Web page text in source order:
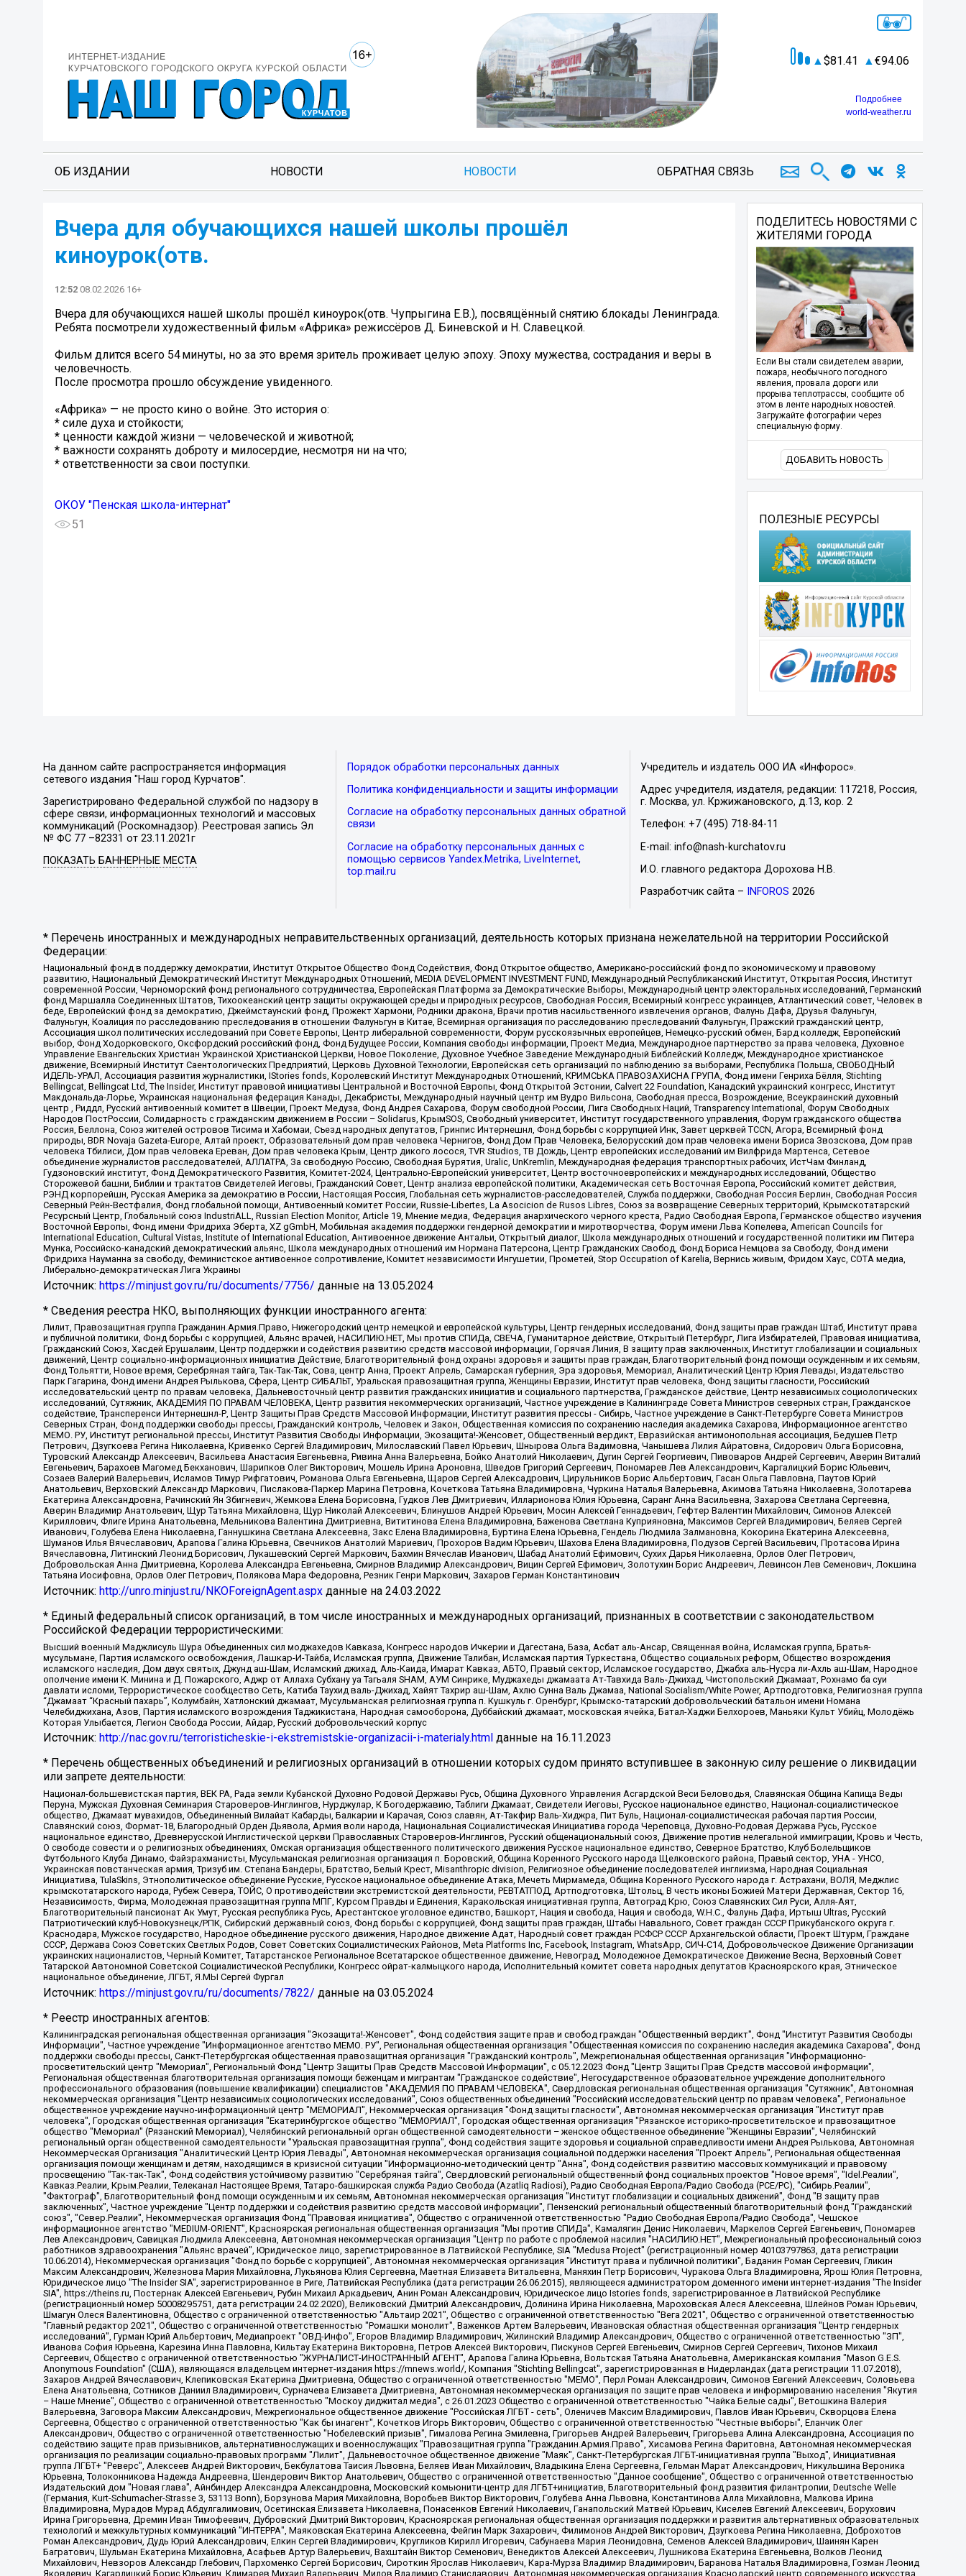
81.41 94.06
Подробнее
world-weather.ru
ОБ ИЗДАНИИ НОВОСТИ НОВОСТИ ОБРАТНАЯ СВЯЗЬ
Вчера для обучающихся нашей школы прошёл
киноурок(отв.
12:52 08.02.2026 16+
Вчера для обучающихся нашей школы прошёл киноурок(отв. Чупрыгина Е.В.), посвящённый снятию блокады Ленинграда.
Ребята посмотрели художественный фильм «Африка» режиссёров Д. Биневской и Н. Славецкой.
Фильм длится всего 54 минуты, но за это время зритель проживает целую эпоху. Эпоху мужества, сострадания и веры в
человечность.
После просмотра прошло обсуждение увиденного.
«Африка» — не просто кино о войне. Это история о:
* силе духа и стойкости;
* ценности каждой жизни — человеческой и животной;
* важности сохранять доброту и милосердие, несмотря ни на что;
* ответственности за свои поступки.
ОКОУ "Пенская школа-интернат"
51
ПОДЕЛИТЕСЬ НОВОСТЯМИ С
ЖИТЕЛЯМИ ГОРОДА
Если Вы стали свидетелем аварии,
пожара, необычного погодного
явления, провала дороги или
прорыва теплотрассы, сообщите об
этом в ленте народных новостей.
Загружайте фотографии через
специальную форму.
ДОБАВИТЬ НОВОСТЬ
ПОЛЕЗНЫЕ РЕСУРСЫ
На данном сайте распространяется информация
сетевого издания "Наш город Курчатов".
Зарегистрировано Федеральной службой по надзору в
сфере связи, информационных технологий и массовых
коммуникаций (Роскомнадзор). Реестровая запись Эл
№ ФС 77 –82331 от 23.11.2021г
ПОКАЗАТЬ БАННЕРНЫЕ МЕСТА
Порядок обработки персональных данных
Политика конфиденциальности и защиты информации
Согласие на обработку персональных данных обратной
связи
Согласие на обработку персональных данных с
помощью сервисов Yandex.Metrika, LiveInternet,
top.mail.ru
Учредитель и издатель ООО ИА «Инфорос».
Адрес учредителя, издателя, редакции: 117218, Россия,
г. Москва, ул. Кржижановского, д.13, кор. 2
Телефон: +7 (495) 718-84-11
E-mail: info@nash-kurchatov.ru
И.О. главного редактора Дорохова Н.В.
Разработчик сайта – INFOROS 2026
* Перечень иностранных и международных неправительственных организаций, деятельность которых признана нежелательной на территории Российской
Федерации:
Национальный фонд в поддержку демократии, Институт Открытое Общество Фонд Содействия, Фонд Открытое общество, Американо-российский фонд по экономическому и правовому
развитию, Национальный Демократический Институт Международных Отношений, MEDIA DEVELOPMENT INVESTMENT FUND, Международный Республиканский Институт, Открытая Россия, Институт
современной России, Черноморский фонд регионального сотрудничества, Европейская Платформа за Демократические Выборы, Международный центр электоральных исследований, Германский
фонд Маршалла Соединенных Штатов, Тихоокеанский центр защиты окружающей среды и природных ресурсов, Свободная Россия, Всемирный конгресс украинцев, Атлантический совет, Человек в
беде, Европейский фонд за демократию, Джеймстаунский фонд, Прожект Хармони, Родники дракона, Врачи против насильственного извлечения органов, Фалунь Дафа, Друзья Фалуньгун,
Фалуньгун, Коалиция по расследованию преследования в отношении Фалуньгун в Китае, Всемирная организация по расследованию преследований Фалуньгун, Пражский гражданский центр,
Ассоциация школ политических исследований при Совете Европы, Центр либеральной современности, Форум русскоязычных европейцев, Немецко-русский обмен, Бард колледж, Европейский
выбор, Фонд Ходорковского, Оксфордский российский фонд, Фонд Будущее России, Компания свободы информации, Проект Медиа, Международное партнерство за права человека, Духовное
Управление Евангельских Христиан Украинской Христианской Церкви, Новое Поколение, Духовное Учебное Заведение Международный Библейский Колледж, Международное христианское
движение, Всемирный Институт Саентологических Предприятий, Церковь Духовной Технологии, Европейская сеть организаций по наблюдению за выборами, Республика Польша, СВОБОДНЫЙ
ИДЕЛЬ-УРАЛ, Ассоциация развития журналистики, IStories fonds, Королевский Институт Международных Отношений, КРИМСЬКА ПРАВОЗАХИСНА ГРУПА, Фонд имени Генриха Бёлля, Stichting
Bellingcat, Bellingcat Ltd, The Insider, Институт правовой инициативы Центральной и Восточной Европы, Фонд Открытой Эстонии, Calvert 22 Foundation, Канадский украинский конгресс, Институт
Макдональда-Лорье, Украинская национальная федерация Канады, Декабристы, Международный научный центр им Вудро Вильсона, Свободная пресса, Возрождение, Всеукраинский духовный
центр , Риддл, Русский антивоенный комитет в Швеции, Проект Медуза, Фонд Андрея Сахарова, Форум свободной России, Лига Свободных Наций, Transparеncy International, Форум Свободных
Народов ПостРоссии, Солидарность с гражданским движением в России – Solidarus, КрымSOS, Свободный университет, Институт государственного управления, Форум гражданского общества
Россия, Беллона, Союз жителей островов Тисима и Хабомаи, Съезд народных депутатов, Гринпис Интернешнл, Фонд борьбы с коррупцией Инк, Завет церквей TCCN, Агора, Всемирный фонд
природы, BDR Novaja Gazeta-Europe, Алтай проект, Образовательный дом прав человека Чернигов, Фонд Дом Прав Человека, Белорусский дом прав человека имени Бориса Звозскова, Дом прав
человека Тбилиси, Дом прав человека Ереван, Дом прав человека Крым, Центр дикого лосося, TVR Studios, ТВ Дождь, Центр европейских исследований им Вилфрида Мартенса, Сетевое
объединение журналистов расследователей, АЛЛАТРА, За свободную Россию, Свободная Бурятия, Uralic, UnKremlin, Международная федерация транспортных рабочих, ИстЧам Финланд,
Гудзоновский институт, Фонд Демократического Развития, Комитет-2024, Центрально-Европейский университет, Центр восточноевропейских и международных исследований, Общество
Сторожевой башни, Библии и трактатов Свидетелей Иеговы, Гражданский Совет, Центр анализа европейской политики, Академическая сеть Восточная Европа, Российский комитет действия,
РЭНД корпорейшн, Русская Америка за демократию в России, Настоящая Россия, Глобальная сеть журналистов-расследователей, Служба поддержки, Свободная Россия Берлин, Свободная Россия
Северный Рейн-Вестфалия, Фонд глобальной помощи, Антивоенный комитет России, Russie-Libertes, La Asocicion de Rusos Libres, Союз за возвращение Северных территорий, Крымскотатарский
Ресурсный Центр, Глобальный союз IndustriALL, Russian Election Monitor, Article 19, Мнение медиа, Федерация анархического черного креста, Радио Свободная Европа, Германское общество изучения
Восточной Европы, Фонд имени Фридриха Эберта, XZ gGmbH, Мобильная академия поддержки гендерной демократии и миротворчества, Форум имени Льва Копелева, American Councils for
International Education, Cultural Vistas, Institute of International Education, Антивоенное движение Антальи, Открытый диалог, Школа международных отношений и государственной политики им Питера
Мунка, Российско-канадский демократический альянс, Школа международных отношений им Нормана Патерсона, Центр Гражданских Свобод, Фонд Бориса Немцова за Свободу, Фонд имени
Фридриха Науманна за свободу, Феминистское антивоенное сопротивление, Комитет независимости Ингушетии, Прометей, Stop Occupation of Karelia, Вернись живым, Фридом Хаус, СОТА медиа,
Либерально-демократическая Лига Украины
Источник: https://minjust.gov.ru/ru/documents/7756/ данные на 13.05.2024
* Сведения реестра НКО, выполняющих функции иностранного агента:
Лилит, Правозащитная группа Гражданин.Армия.Право, Нижегородский центр немецкой и европейской культуры, Центр гендерных исследований, Фонд защиты прав граждан Штаб, Институт права
и публичной политики, Фонд борьбы с коррупцией, Альянс врачей, НАСИЛИЮ.НЕТ, Мы против СПИДа, СВЕЧА, Гуманитарное действие, Открытый Петербург, Лига Избирателей, Правовая инициатива,
Гражданский Союз, Хасдей Ерушалаим, Центр поддержки и содействия развитию средств массовой информации, Горячая Линия, В защиту прав заключенных, Институт глобализации и социальных
движений, Центр социально-информационных инициатив Действие, Благотворительный фонд охраны здоровья и защиты прав граждан, Благотворительный фонд помощи осужденным и их семьям,
Фонд Тольятти, Новое время, Серебряная тайга, Так-Так-Так, Сова, центр Анна, Проект Апрель, Самарская губерния, Эра здоровья, Мемориал, Аналитический Центр Юрия Левады, Издательство
Парк Гагарина, Фонд имени Андрея Рылькова, Сфера, Центр СИБАЛЬТ, Уральская правозащитная группа, Женщины Евразии, Институт прав человека, Фонд защиты гласности, Российский
исследовательский центр по правам человека, Дальневосточный центр развития гражданских инициатив и социального партнерства, Гражданское действие, Центр независимых социологических
исследований, Сутяжник, АКАДЕМИЯ ПО ПРАВАМ ЧЕЛОВЕКА, Центр развития некоммерческих организаций, Частное учреждение в Калининграде Совета Министров северных стран, Гражданское
содействие, Трансперенси Интернешнл-Р, Центр Защиты Прав Средств Массовой Информации, Институт развития прессы - Сибирь, Частное учреждение в Санкт-Петербурге Совета Министров
Северных Стран, Фонд поддержки свободы прессы, Гражданский контроль, Человек и Закон, Общественная комиссия по сохранению наследия академика Сахарова, Информационное агентство
МЕМО. РУ, Институт региональной прессы, Институт Развития Свободы Информации, Экозащита!-Женсовет, Общественный вердикт, Евразийская антимонопольная ассоциация, Бедушев Петр
Петрович, Дзугкоева Регина Николаевна, Кривенко Сергей Владимирович, Милославский Павел Юрьевич, Шнырова Ольга Вадимовна, Чанышева Лилия Айратовна, Сидорович Ольга Борисовна,
Туровский Александр Алексеевич, Васильева Анастасия Евгеньевна, Ривина Анна Валерьевна, Бойко Анатолий Николаевич, Дугин Сергей Георгиевич, Пивоваров Андрей Сергеевич, Аверин Виталий
Евгеньевич, Барахоев Магомед Бекханович, Шарипков Олег Викторович, Мошель Ирина Ароновна, Шведов Григорий Сергеевич, Пономарев Лев Александрович, Каргалицкий Борис Юльевич,
Созаев Валерий Валерьевич, Исламов Тимур Рифгатович, Романова Ольга Евгеньевна, Щаров Сергей Алексадрович, Цирульников Борис Альбертович, Гасан Ольга Павловна, Паутов Юрий
Анатольевич, Верховский Александр Маркович, Пислакова-Паркер Марина Петровна, Кочеткова Татьяна Владимировна, Чуркина Наталья Валерьевна, Акимова Татьяна Николаевна, Золотарева
Екатерина Александровна, Рачинский Ян Збигневич, Жемкова Елена Борисовна, Гудков Лев Дмитриевич, Илларионова Юлия Юрьевна, Саранг Анна Васильевна, Захарова Светлана Сергеевна,
Аверин Владимир Анатольевич, Щур Татьяна Михайловна, Щур Николай Алексеевич, Блинушов Андрей Юрьевич, Мосин Алексей Геннадьевич, Гефтер Валентин Михайлович, Симонов Алексей
Кириллович, Флиге Ирина Анатольевна, Мельникова Валентина Дмитриевна, Вититинова Елена Владимировна, Баженова Светлана Куприяновна, Максимов Сергей Владимирович, Беляев Сергей
Иванович, Голубева Елена Николаевна, Ганнушкина Светлана Алексеевна, Закс Елена Владимировна, Буртина Елена Юрьевна, Гендель Людмила Залмановна, Кокорина Екатерина Алексеевна,
Шуманов Илья Вячеславович, Арапова Галина Юрьевна, Свечников Анатолий Мариевич, Прохоров Вадим Юрьевич, Шахова Елена Владимировна, Подузов Сергей Васильевич, Протасова Ирина
Вячеславовна, Литинский Леонид Борисович, Лукашевский Сергей Маркович, Бахмин Вячеслав Иванович, Шабад Анатолий Ефимович, Сухих Дарья Николаевна, Орлов Олег Петрович,
Добровольская Анна Дмитриевна, Королева Александра Евгеньевна, Смирнов Владимир Александрович, Вицин Сергей Ефимович, Золотухин Борис Андреевич, Левинсон Лев Семенович, Локшина
Татьяна Иосифовна, Орлов Олег Петрович, Полякова Мара Федоровна, Резник Генри Маркович, Захаров Герман Константинович
Источник: http://unro.minjust.ru/NKOForeignAgent.aspx данные на 24.03.2022
* Единый федеральный список организаций, в том числе иностранных и международных организаций, признанных в соответствии с законодательством
Российской Федерации террористическими:
Высший военный Маджлисуль Шура Объединенных сил моджахедов Кавказа, Конгресс народов Ичкерии и Дагестана, База, Асбат аль-Ансар, Священная война, Исламская группа, Братья-
мусульмане, Партия исламского освобождения, Лашкар-И-Тайба, Исламская группа, Движение Талибан, Исламская партия Туркестана, Общество социальных реформ, Общество возрождения
исламского наследия, Дом двух святых, Джунд аш-Шам, Исламский джихад, Аль-Каида, Имарат Кавказ, АБТО, Правый сектор, Исламское государство, Джабха аль-Нусра ли-Ахль аш-Шам, Народное
ополчение имени К. Минина и Д. Пожарского, Аджр от Аллаха Субхану уа Тагьаля SHAM, АУМ Синрике, Муджахеды джамаата Ат-Тавхида Валь-Джихад, Чистопольский Джамаат, Рохнамо ба суи
давлати исломи, Террористическое сообщество Сеть, Катиба Таухид валь-Джихад, Хайят Тахрир аш-Шам, Ахлю Сунна Валь Джамаа, National Socialism/White Power, Артподготовка, Религиозная группа
“Джамаат “Красный пахарь”, Колумбайн, Хатлонский джамаат, Мусульманская религиозная группа п. Кушкуль г. Оренбург, Крымско-татарский добровольческий батальон имени Номана
Челебиджихана, Азов, Партия исламского возрождения Таджикистана, Народная самооборона, Дуббайский джамаат, московская ячейка, Батал-Хаджи Белхороев, Маньяки Культ Убийц, Молодёжь
Которая Улыбается, Легион Свобода России, Айдар, Русский добровольческий корпус
Источник: http://nac.gov.ru/terroristicheskie-i-ekstremistskie-organizacii-i-materialy.html данные на 16.11.2023
* Перечень общественных объединений и религиозных организаций в отношении которых судом принято вступившее в законную силу решение о ликвидации
или запрете деятельности:
Национал-большевистская партия, ВЕК РА, Рада земли Кубанской Духовно Родовой Державы Русь, Община Духовного Управления Асгардской Веси Беловодья, Славянская Община Капища Веды
Перуна, Мужская Духовная Семинария Староверов-Инглингов, Нурджулар, К Богодержавию, Таблиги Джамаат, Свидетели Иеговы, Русское национальное единство, Национал-социалистическое
общество, Джамаат мувахидов, Объединенный Вилайат Кабарды, Балкарии и Карачая, Союз славян, Ат-Такфир Валь-Хиджра, Пит Буль, Национал-социалистическая рабочая партия России,
Славянский союз, Формат-18, Благородный Орден Дьявола, Армия воли народа, Национальная Социалистическая Инициатива города Череповца, Духовно-Родовая Держава Русь, Русское
национальное единство, Древнерусской Инглистической церкви Православных Староверов-Инглингов, Русский общенациональный союз, Движение против нелегальной иммиграции, Кровь и Честь,
О свободе совести и о религиозных объединениях, Омская организация общественного политического движения Русское национальное единство, Северное Братство, Клуб Болельщиков
Футбольного Клуба Динамо, Файзрахманисты, Мусульманская религиозная организация п. Боровский, Община Коренного Русского народа Щелковского района, Правый сектор, УНА - УНСО,
Украинская повстанческая армия, Тризуб им. Степана Бандеры, Братство, Белый Крест, Misanthropic division, Религиозное объединение последователей инглиизма, Народная Социальная
Инициатива, TulaSkins, Этнополитическое объединение Русские, Русское национальное объединение Атака, Мечеть Мирмамеда, Община Коренного Русского народа г. Астрахани, ВОЛЯ, Меджлис
крымскотатарского народа, Рубеж Севера, ТОЙС, О противодействии экстремистской деятельности, РЕВТАТПОД, Артподготовка, Штольц, В честь иконы Божией Матери Державная, Сектор 16,
Независимость, Фирма, Молодежная правозащитная группа МПГ, Курсом Правды и Единения, Каракольская инициативная группа, Автоград Крю, Союз Славянских Сил Руси, Алля-Аят,
Благотворительный пансионат Ак Умут, Русская республика Русь, Арестантское уголовное единство, Башкорт, Нация и свобода, Нация и свобода, W.H.С., Фалунь Дафа, Иртыш Ultras, Русский
Патриотический клуб-Новокузнецк/РПК, Сибирский державный союз, Фонд борьбы с коррупцией, Фонд защиты прав граждан, Штабы Навального, Совет граждан СССР Прикубанского округа г.
Краснодара, Мужское государство, Народное объединение русского движения, Народное движение Адат, Народный совет граждан РСФСР СССР Архангельской области, Проект Штурм, Граждане
СССР, Держава Союз Советских Светлых Родов, Совет Советских Социалистических Районов, Meta Platforms Inc, Facebook, Instagram, WhatsApp, СИЧ-С14, Добровольческое Движение Организации
украинских националистов, Черный Комитет, Татарстанское Региональное Всетатарское общественное движение, Невоград, Молодежное Демократическое Движение Весна, Верховный Совет
Татарской Автономной Советской Социалистической Республики, Конгресс ойрат-калмыцкого народа, Исполнительный комитет совета народных депутатов Красноярского края, Этническое
национальное объединение, ЛГБТ, Я.МЫ Сергей Фургал
Источник: https://minjust.gov.ru/ru/documents/7822/ данные на 03.05.2024
* Реестр иностранных агентов:
Калининградская региональная общественная организация "Экозащита!-Женсовет", Фонд содействия защите прав и свобод граждан "Общественный вердикт", Фонд "Институт Развития Свободы Информации", Частное учреждение "Информационное агентство МЕМО. РУ", Региональная общественная организация "Общественная комиссия по сохранению наследия академика Сахарова", Фонд поддержки свободы прессы, Санкт-Петербургская общественная правозащитная организация "Гражданский контроль", Межрегиональная общественная организация "Информационно-просветительский центр "Мемориал", Региональный Фонд "Центр Защиты Прав Средств Массовой Информации", с 05.12.2023 Фонд "Центр Защиты Прав Средств массовой информации", Региональная общественная благотворительная организация помощи беженцам и мигрантам "Гражданское содействие", Негосударственное образовательное учреждение дополнительного профессионального образования (повышение квалификации) специалистов "АКАДЕМИЯ ПО ПРАВАМ ЧЕЛОВЕКА", Свердловская региональная общественная организация "Сутяжник", Автономная некоммерческая организация "Центр независимых социологических исследований", Союз общественных объединений "Российский исследовательский центр по правам человека", Региональное общественное учреждение научно-информационный центр "МЕМОРИАЛ", Некоммерческая организация "Фонд защиты гласности", Автономная некоммерческая организация "Институт прав человека", Городская общественная организация "Екатеринбургское общество "МЕМОРИАЛ", Городская общественная организация "Рязанское историко-просветительское и правозащитное общество "Мемориал" (Рязанский Мемориал), Челябинский региональный орган общественной самодеятельности – женское общественное объединение "Женщины Евразии", Челябинский региональный орган общественной самодеятельности "Уральская правозащитная группа", Фонд содействия защите здоровья и социальной справедливости имени Андрея Рылькова, Автономная Некоммерческая Организация "Аналитический Центр Юрия Левады", Автономная некоммерческая организация социальной поддержки населения "Проект Апрель", Региональная общественная организация помощи женщинам и детям, находящимся в кризисной ситуации "Информационно-методический центр "Анна", Фонд содействия развитию массовых коммуникаций и правовому просвещению "Так-так-Так", Фонд содействия устойчивому развитию "Серебряная тайга", Свердловский региональный общественный фонд социальных проектов "Новое время", "Idel.Реалии", Кавказ.Реалии, Крым.Реалии, Телеканал Настоящее Время, Татаро-башкирская служба Радио Свобода (Azatliq Radiosi), Радио Свободная Европа/Радио Свобода (PCE/PC), "Сибирь.Реалии", "Фактограф", Благотворительный фонд помощи осужденным и их семьям, Автономная некоммерческая организация "Институт глобализации и социальных движений", Фонд "В защиту прав заключенных", Частное учреждение "Центр поддержки и содействия развитию средств массовой информации", Пензенский региональный общественный благотворительный фонд "Гражданский союз", "Север.Реалии", Некоммерческая организация Фонд "Правовая инициатива", Общество с ограниченной ответственностью "Радио Свободная Европа/Радио Свобода", Чешское информационное агентство "MEDIUM-ORIENT", Красноярская региональная общественная организация "Мы против СПИДа", Камалягин Денис Николаевич, Маркелов Сергей Евгеньевич, Пономарев Лев Александрович, Савицкая Людмила Алексеевна, Автономная некоммерческая организация "Центр по работе с проблемой насилия "НАСИЛИЮ.НЕТ", Межрегиональный профессиональный союз работников здравоохранения "Альянс врачей", Юридическое лицо, зарегистрированное в Латвийской Республике, SIA "Medusa Project" (регистрационный номер 40103797863, дата регистрации 10.06.2014), Некоммерческая организация "Фонд по борьбе с коррупцией", Автономная некоммерческая организация "Институт права и публичной политики", Баданин Роман Сергеевич, Гликин Максим Александрович, Железнова Мария Михайловна, Лукьянова Юлия Сергеевна, Маетная Елизавета Витальевна, Маняхин Петр Борисович, Чуракова Ольга Владимировна, Ярош Юлия Петровна, Юридическое лицо "The Insider SIA", зарегистрированное в Риге, Латвийская Республика (дата регистрации 26.06.2015), являющееся администратором доменного имени интернет-издания "The Insider SIA", https://theins.ru, Постернак Алексей Евгеньевич, Рубин Михаил Аркадьевич, Анин Роман Александрович, Юридическое лицо Istories fonds, зарегистрированное в Латвийской Республике (регистрационный номер 50008295751, дата регистрации 24.02.2020), Великовский Дмитрий Александрович, Долинина Ирина Николаевна, Мароховская Алеся Алексеевна, Шлейнов Роман Юрьевич, Шмагун Олеся Валентиновна, Общество с ограниченной ответственностью "Альтаир 2021", Общество с ограниченной ответственностью "Вега 2021", Общество с ограниченной ответственностью "Главный редактор 2021", Общество с ограниченной ответственностью "Ромашки монолит", Важенков Артем Валерьевич, Ивановская областная общественная организация "Центр гендерных исследований", Гурман Юрий Альбертович, Медиапроект "ОВД-Инфо", Егоров Владимир Владимирович, Жилинский Владимир Александрович, Общество с ограниченной ответственностью "ЗП", Иванова София Юрьевна, Карезина Инна Павловна, Кильтау Екатерина Викторовна, Петров Алексей Викторович, Пискунов Сергей Евгеньевич, Смирнов Сергей Сергеевич, Тихонов Михаил Сергеевич, Общество с ограниченной ответственностью "ЖУРНАЛИСТ-ИНОСТРАННЫЙ АГЕНТ", Арапова Галина Юрьевна, Вольтская Татьяна Анатольевна, Американская компания "Mason G.E.S. Anonymous Foundation" (США), являющаяся владельцем интернет-издания https://mnews.world/, Компания "Stichting Bellingcat", зарегистрированная в Нидерландах (дата регистрации 11.07.2018), Захаров Андрей Вячеславович, Клепиковская Екатерина Дмитриевна, Общество с ограниченной ответственностью "МЕМО", Перл Роман Александрович, Симонов Евгений Алексеевич, Соловьева Елена Анатольевна, Сотников Даниил Владимирович, Сурначева Елизавета Дмитриевна, Автономная некоммерческая организация по защите прав человека и информированию населения "Якутия – Наше Мнение", Общество с ограниченной ответственностью "Москоу диджитал медиа", с 26.01.2023 Общество с ограниченной ответственностью "Чайка Белые сады", Ветошкина Валерия Валерьевна, Заговора Максим Александрович, Межрегиональное общественное движение "Российская ЛГБТ - сеть", Оленичев Максим Владимирович, Павлов Иван Юрьевич, Скворцова Елена Сергеевна, Общество с ограниченной ответственностью "Как бы инагент", Кочетков Игорь Викторович, Общество с ограниченной ответственностью "Честные выборы", Еланчик Олег Александрович, Общество с ограниченной ответственностью "Нобелевский призыв", Гималова Регина Эмилевна, Григорьев Андрей Валерьевич, Григорьева Алина Александровна, Ассоциация по содействию защите прав призывников, альтернативнослужащих и военнослужащих "Правозащитная группа "Гражданин.Армия.Право", Хисамова Регина Фаритовна, Автономная некоммерческая организация по реализации социально-правовых программ "Лилит", Дальневосточное общественное движение "Маяк", Санкт-Петербургская ЛГБТ-инициативная группа "Выход", Инициативная группа ЛГБТ+ "Реверс", Алексеев Андрей Викторович, Бекбулатова Таисия Львовна, Беляев Иван Михайлович, Владыкина Елена Сергеевна, Гельман Марат Александрович, Никульшина Вероника Юрьевна, Толоконникова Надежда Андреевна, Шендерович Виктор Анатольевич, Общество с ограниченной ответственностью "Данное сообщение", Общество с ограниченной ответственностью Издательский дом "Новая глава", Айнбиндер Александра Александровна, Московский комьюнити-центр для ЛГБТ+инициатив, Благотворительный фонд развития филантропии, Deutsche Welle (Германия, Kurt-Schumacher-Strasse 3, 53113 Bonn), Борзунова Мария Михайловна, Воробьев Виктор Викторович, Голубева Анна Львовна, Константинова Алла Михайловна, Малкова Ирина Владимировна, Мурадов Мурад Абдулгалимович, Осетинская Елизавета Николаевна, Понасенков Евгений Николаевич, Ганапольский Матвей Юрьевич, Киселев Евгений Алексеевич, Борухович Ирина Григорьевна, Дремин Иван Тимофеевич, Дубровский Дмитрий Викторович, Красноярская региональная общественная организация поддержки и развития альтернативных образовательных технологий и межкультурных коммуникаций "ИНТЕРРА", Маяковская Екатерина Алексеевна, Фейгин Марк Захарович, Филимонов Андрей Викторович, Дзугкоева Регина Николаевна, Доброхотов Роман Александрович, Дудь Юрий Александрович, Елкин Сергей Владимирович, Кругликов Кирилл Игоревич, Сабунаева Мария Леонидовна, Семенов Алексей Владимирович, Шаинян Карен Багратович, Шульман Екатерина Михайловна, Асафьев Артур Валерьевич, Вахштайн Виктор Семенович, Венедиктов Алексей Алексеевич, Лушникова Екатерина Евгеньевна, Волков Леонид Михайлович, Невзоров Александр Глебович, Пархоменко Сергей Борисович, Сироткин Ярослав Николаевич, Кара-Мурза Владимир Владимирович, Баранова Наталья Владимировна, Гозман Леонид Яковлевич, Кагарлицкий Борис Юльевич, Климарев Михаил Валерьевич, Милов Владимир Станиславович, Автономная некоммерческая организация Краснодарский центр современного искусства "Типография", Моргенштерн Алишер Тагирович, Соболь Любовь Эдуардовна, Общество с ограниченной ответственностью "ЛИЗА НОРМ", Каспаров Гарри Кимович, Ходорковский Михаил Борисович, Общество с ограниченной ответственностью "Апрельские тезисы", Данилович Ирина Брониславовна, Кашин Олег Владимирович, Петров Николай Владимирович, Пивоваров Алексей Владимирович, Соколов Михаил Владимирович, Цветкова Юлия Владимировна, Чичваркин Евгений Александрович, Комитет против пыток/Команда против пыток, Общество с ограниченной ответственностью "Первый научный", Общество с ограниченной ответственностью "Вертолет и ко", Белоцерковская Вероника Борисовна, Кац Максим Евгеньевич, Лазарева Татьяна Юрьевна, Шаведдинов Руслан Табризович, Яшин Илья Валерьевич, Общество с ограниченной ответственностью "Иноагент ААВ", Алешковский Дмитрий Петрович, Альбац Евгения Марковна, Быков Дмитрий Львович, Галямина Юлия Евгеньевна, Лойко Сергей Леонидович, Мартынов Кирилл Константинович, Медведев Сергей Александрович, Крашенинников Федор Геннадиевич, Гордеева Катерина Вл